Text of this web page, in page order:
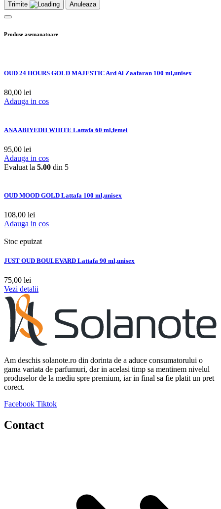
Trimite Anuleaza
Produse asemanatoare
OUD 24 HOURS GOLD MAJESTIC Ard Al Zaafaran 100 ml,unisex
80,00 lei
Adauga in cos
ANA ABIYEDH WHITE Lattafa 60 ml,femei
95,00 lei
Adauga in cos
Evaluat la 5.00 din 5
OUD MOOD GOLD Lattafa 100 ml,unisex
108,00 lei
Adauga in cos
Stoc epuizat
JUST OUD BOULEVARD Lattafa 90 ml,unisex
75,00 lei
Vezi detalii
Am deschis solanote.ro din dorinta de a aduce consumatorului o
gama variata de parfumuri, dar in acelasi timp sa mentinem nivelul
produselor de la mediu spre premium, iar in final sa fie platit un pret
corect.
Facebook Tiktok
Contact